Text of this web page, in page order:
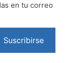
en tu correo
Suscribirse